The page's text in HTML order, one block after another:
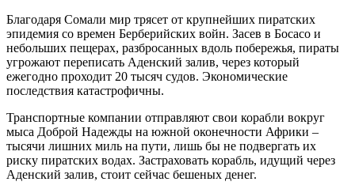
Благодаря Сомали мир трясет от крупнейших пиратских
эпидемия со времен Берберийских войн. Засев в Босасо и
небольших пещерах, разбросанных вдоль побережья, пираты
угрожают переписать Аденский залив, через который
ежегодно проходит 20 тысяч судов. Экономические
последствия катастрофичны.
Транспортные компании отправляют свои корабли вокруг
мыса Доброй Надежды на южной оконечности Африки –
тысячи лишних миль на пути, лишь бы не подвергать их
риску пиратских водах. Застраховать корабль, идущий через
Аденский залив, стоит сейчас бешеных денег.